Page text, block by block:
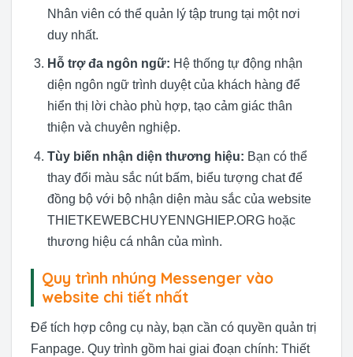
Nhân viên có thể quản lý tập trung tại một nơi
duy nhất.
Hỗ trợ đa ngôn ngữ: Hệ thống tự động nhận
diện ngôn ngữ trình duyệt của khách hàng để
hiển thị lời chào phù hợp, tạo cảm giác thân
thiện và chuyên nghiệp.
Tùy biến nhận diện thương hiệu: Bạn có thể
thay đổi màu sắc nút bấm, biểu tượng chat để
đồng bộ với bộ nhận diện màu sắc của website
THIETKEWEBCHUYENNGHIEP.ORG hoặc
thương hiệu cá nhân của mình.
Quy trình nhúng Messenger vào
website chi tiết nhất
Để tích hợp công cụ này, bạn cần có quyền quản trị
Fanpage. Quy trình gồm hai giai đoạn chính: Thiết